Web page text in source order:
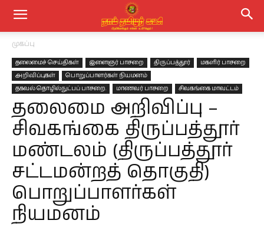
முகப்பு
தலைமைச் செய்திகள் இளைஞர் பாசறை திருப்பத்தூர்
மகளிர் பாசறை
அறிவிப்புகள்
பொறுப்பாளர்கள் நியமனம்
தகவல் தொழில்நுட்பப் பாசறை.
மாணவர் பாசறை சிவகங்கை மாவட்டம்
தலைமை அறிவிப்பு –
சிவகங்கை திருப்பத்தூர்
மண்டலம் (திருப்பத்தூர்
சட்டமன்றத் தொகுதி)
பொறுப்பாளர்கள்
நியமனம்